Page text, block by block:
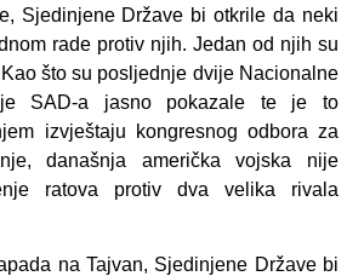
Sjedinjene Države bi otkrile da neki
rade protiv njih. Jedan od njih su
što su posljednje dvije Nacionalne
SAD-a jasno pokazale te je to
izvještaju kongresnog odbora za
današnja američka vojska nije
ratova protiv dva velika rivala
na Tajvan, Sjedinjene Države bi